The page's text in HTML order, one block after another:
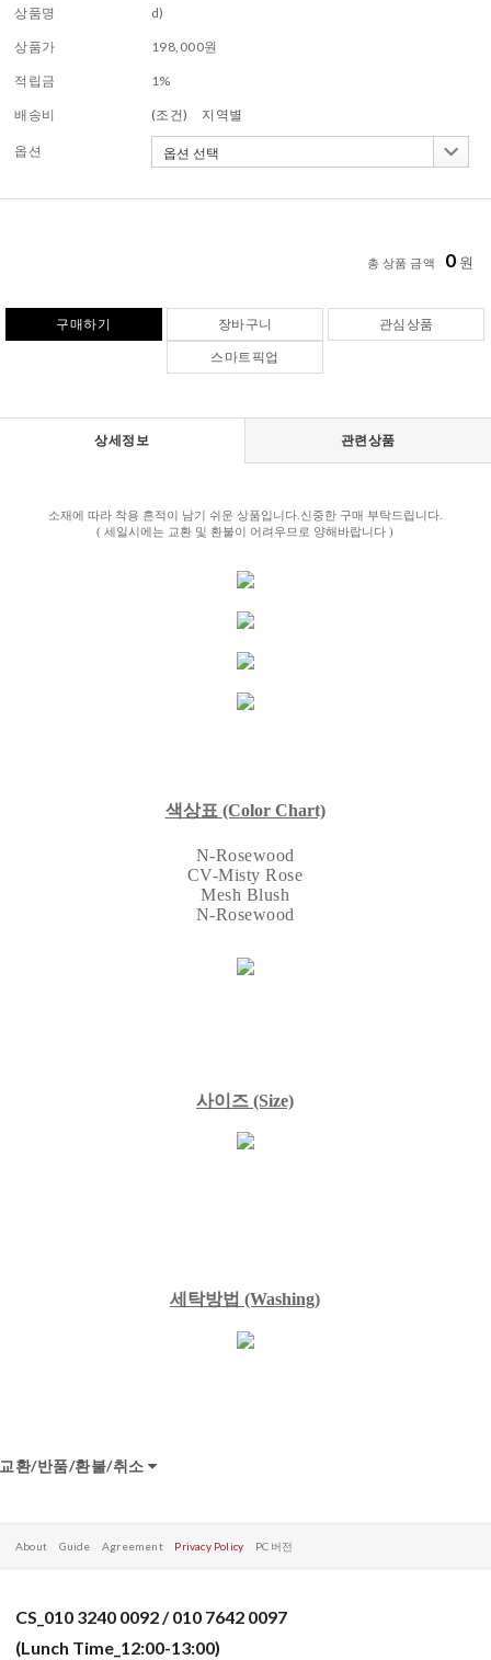
상품명
d)
상품가 198,000원
적립금 1%
배송비 (조건) 지역별
옵션
총 상품 금액 0 원
구매하기 장바구니
관심상품
스마트픽업
상세정보 관련상품
소재에 따라 착용 흔적이 남기 쉬운 상품입니다.신중한 구매 부탁드립니다.
( 세일시에는 교환 및 환불이 어려우므로 양해바랍니다 )
색상표 (Color Chart)
N-Rosewood
CV-Misty Rose
Mesh Blush
N-Rosewood
사이즈 (Size)
세탁방법 (Washing)
교환/반품/환불/취소
About Guide Agreement Privacy Policy PC 버전
CS_010 3240 0092 / 010 7642 0097
(Lunch Time_12:00-13:00)